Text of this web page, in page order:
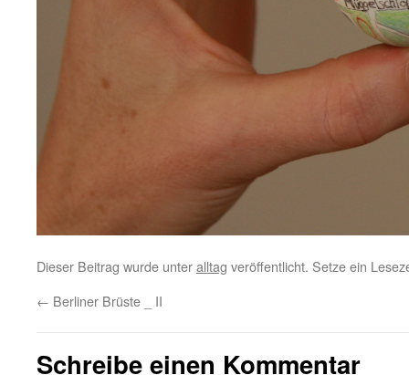
Dieser Beitrag wurde unteralltag veröffentlicht. Setze ein
← Berliner Brüste _ II
Schreibe einen Kommentar